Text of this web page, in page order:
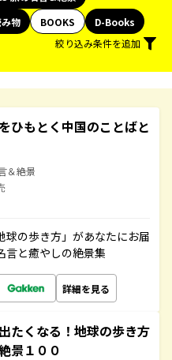
物 BOOKS
D-Books
絞り込み条件を追加
ひもとく中国のことばと
＆絶景
の歩き方」があなたにお届
言と癒やしの絶景集
詳細を見る
たくなる！地球の歩き方
景１００